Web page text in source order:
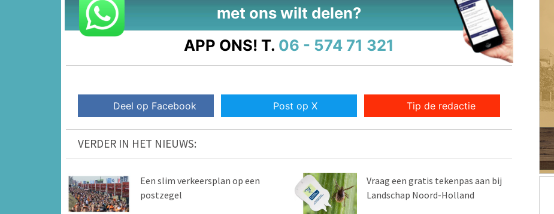
met ons wilt delen?
APP ONS! T. 06 - 574 71 321
Deel op Facebook Post op X Tip de redactie
VERDER IN HET NIEUWS:
Een slim verkeersplan op een
postzegel
Vraag een gratis tekenpas aan bij
Landschap Noord-Holland